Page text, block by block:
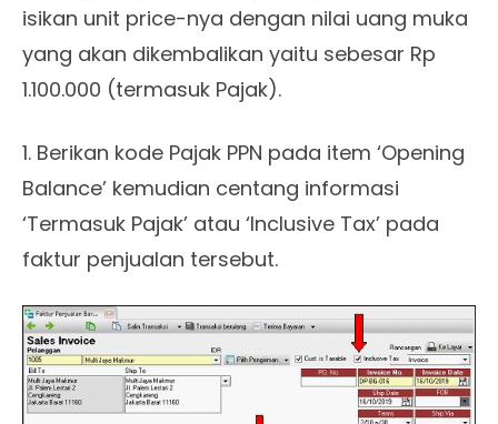
isikan unit price-nya dengan nilai uang muka
yang akan dikembalikan yaitu sebesar Rp
1.100.000 (termasuk Pajak).
1. Berikan kode Pajak PPN pada item ‘Opening
Balance’ kemudian centang informasi
‘Termasuk Pajak’ atau ‘Inclusive Tax’ pada
faktur penjualan tersebut.